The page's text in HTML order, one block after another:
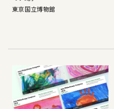
東京国立博物館